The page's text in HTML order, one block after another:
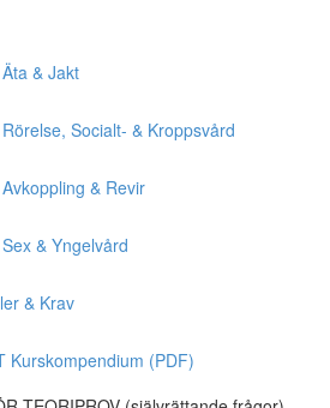
& Jakt
Socialt- & Kroppsvård
& Revir
& Yngelvård
& Krav
Kurskompendium (PDF)